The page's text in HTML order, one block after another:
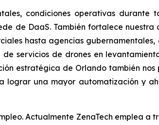
condiciones operativas durante
de DaaS. También fortalece
hasta agencias
servicios de drones en
estratégica de Orlando también
una mayor automatización y
Actualmente ZenaTech emplea a